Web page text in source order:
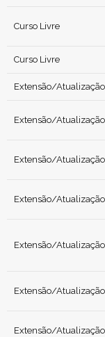
Curso Livre
Curso Livre
Extensão/
Extensão/
Extensão/
Extensão/
Extensão/
Extensão/
Extensão/